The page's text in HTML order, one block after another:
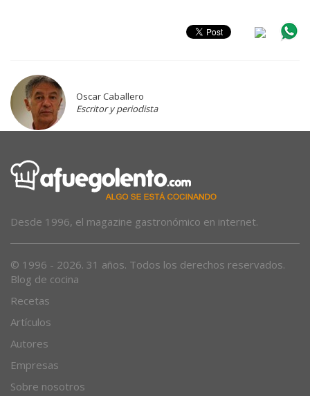
Oscar Caballero
Escritor y periodista
Desde 1996, el magazine gastronómico en internet.
© 1996 - 2026. 31 años. Todos los derechos reservados.
Blog de cocina
Recetas
Artículos
Autores
Empresas
Sobre nosotros